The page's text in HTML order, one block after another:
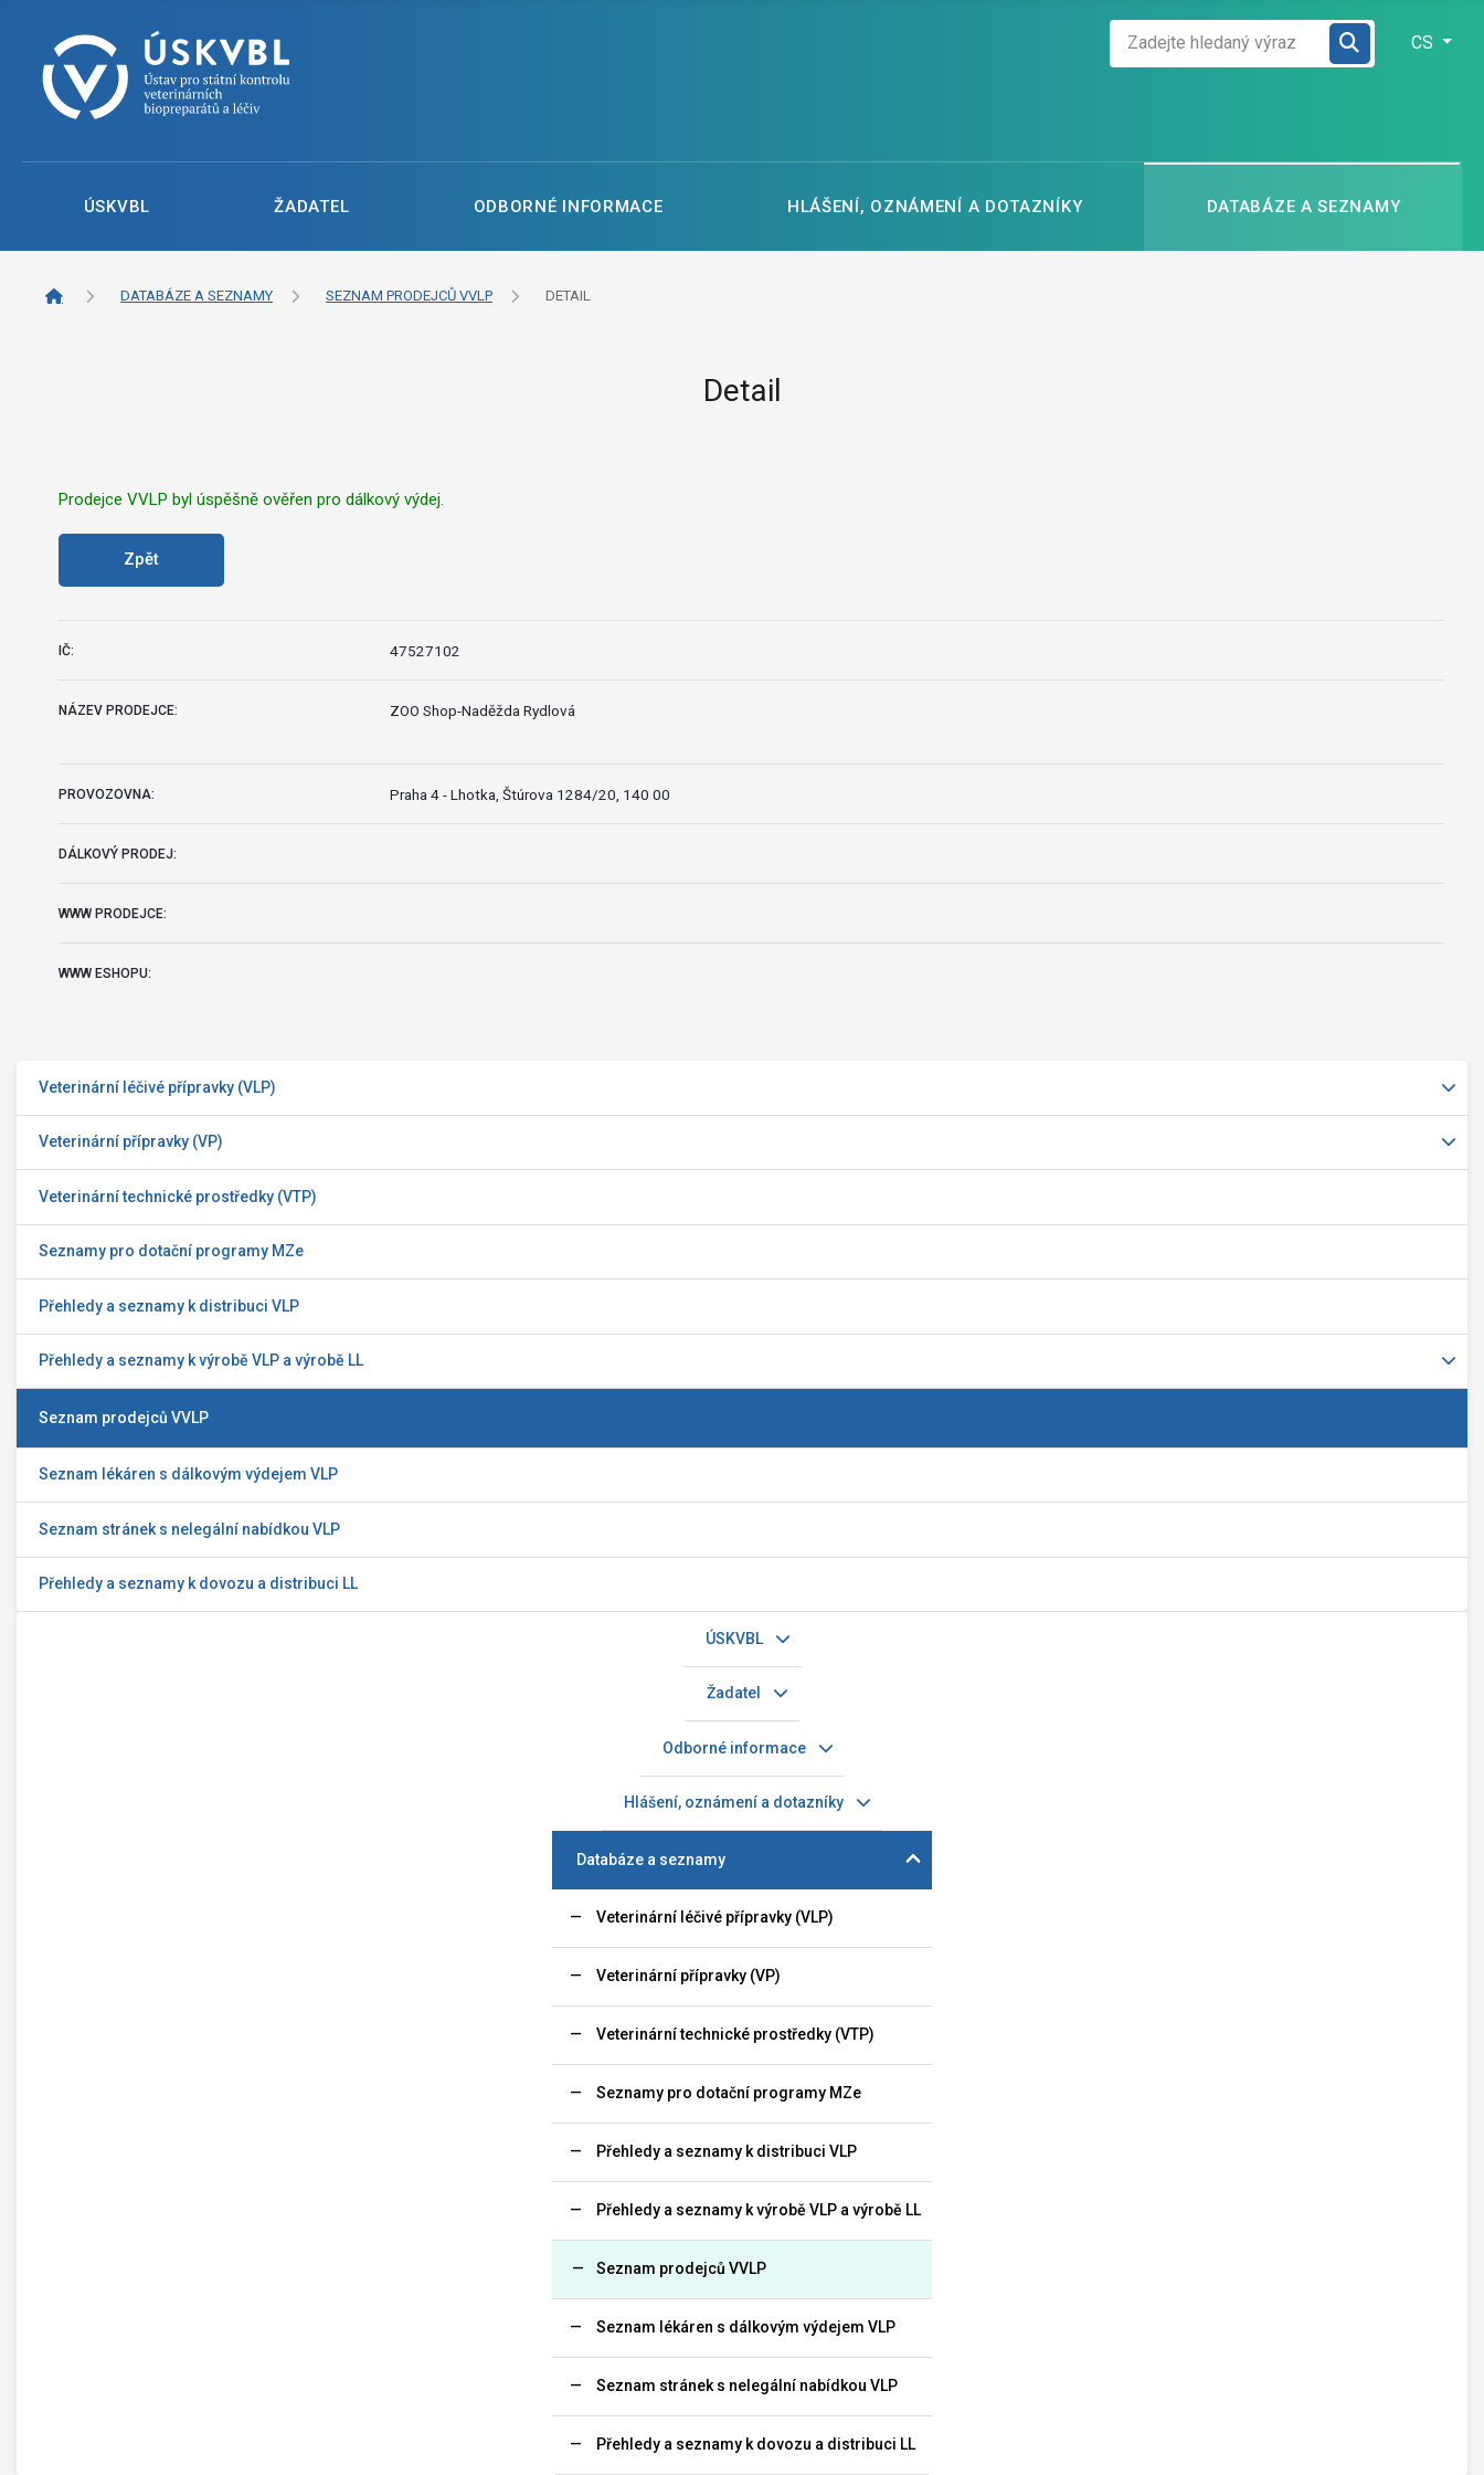
CS
ÚSKVBL ŽADATEL ODBORNÉ INFORMACE HLÁŠENÍ, OZNÁMENÍ A DOTAZNÍKY DATABÁZE A SEZNAMY
DATABÁZE A SEZNAMY SEZNAM PRODEJCŮ VVLP DETAIL
Veterinární léčivé přípravky (VLP)
Veterinární přípravky (VP)
Veterinární technické prostředky (VTP)
Seznamy pro dotační programy MZe
Přehledy a seznamy k distribuci VLP
Přehledy a seznamy k výrobě VLP a výrobě LL
Seznam prodejců VVLP
Seznam lékáren s dálkovým výdejem VLP
Seznam stránek s nelegální nabídkou VLP
Přehledy a seznamy k dovozu a distribuci LL
ÚSKVBL
Žadatel
Odborné informace
Hlášení, oznámení a dotazníky
Databáze a seznamy
Veterinární léčivé přípravky (VLP)
Veterinární přípravky (VP)
Veterinární technické prostředky (VTP)
Seznamy pro dotační programy MZe
Přehledy a seznamy k distribuci VLP
Přehledy a seznamy k výrobě VLP a výrobě LL
Seznam prodejců VVLP
Seznam lékáren s dálkovým výdejem VLP
Seznam stránek s nelegální nabídkou VLP
Přehledy a seznamy k dovozu a distribuci LL
Detail
Prodejce VVLP byl úspěšně ověřen pro dálkový výdej.
Zpět
IČ: 47527102
NÁZEV PRODEJCE: ZOO Shop-Naděžda Rydlová
PROVOZOVNA: Praha 4 - Lhotka, Štúrova 1284/20, 140 00
DÁLKOVÝ PRODEJ:
WWW PRODEJCE:
WWW ESHOPU: